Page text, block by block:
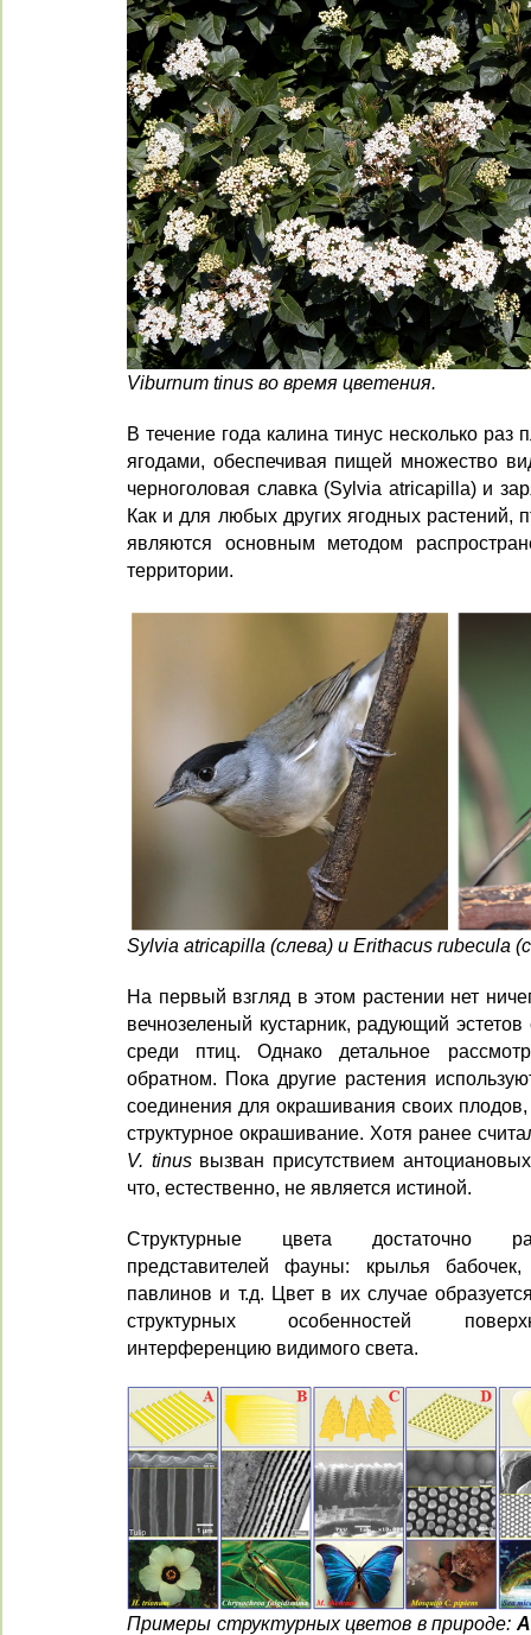
Viburnum tinus во время цветения.
В течение года калина тинус несколько раз
ягодами, обеспечивая пищей множество
черноголовая славка (Sylvia atricapilla) и
Как и для любых других ягодных растений,
являются основным методом
территории.
Sylvia atricapilla (слева) и Erithacus rubecula
На первый взгляд в этом растении нет
вечнозеленый кустарник, радующий
среди птиц. Однако детальное
обратном. Пока другие растения
соединения для окрашивания своих плодов,
структурное окрашивание. Хотя ранее
V. tinusвызван присутствием
что, естественно, не является истиной.
Структурные цвета достаточно
представителей фауны: крылья
павлинов и т.д. Цвет в их случае
структурных особенностей
интерференцию видимого света.
Примеры структурных цветов в природе: А